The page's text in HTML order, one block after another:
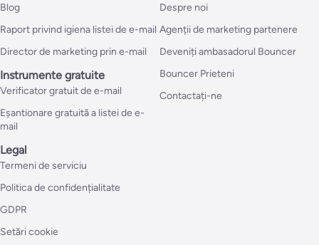
Blog
Raport privind igiena listei de e-mail
Director de marketing prin e-mail
Instrumente gratuite
Verificator gratuit de e-mail
Eșantionare gratuită a listei de e-
mail
Despre noi
Agenții de marketing partenere
Deveniți ambasadorul Bouncer
Bouncer Prieteni
Contactați-ne
Legal
Termeni de serviciu
Politica de confidențialitate
GDPR
Setări cookie